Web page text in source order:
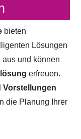
bieten
Lösungen
und können
erfreuen.
Vorstellungen
die Planung Ihrer